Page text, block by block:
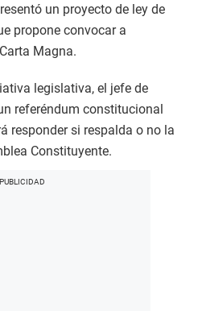
un proyecto de ley de
propone convocar a
Magna.
legislativa, el jefe de
referéndum constitucional
responder si respalda o no la
Constituyente.